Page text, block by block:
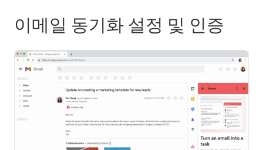
이메일 동기화 설정 및 인증